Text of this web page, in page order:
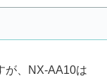
が、NX-AA10は